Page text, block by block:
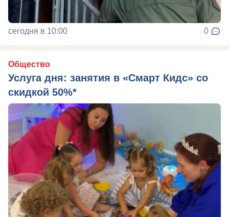
сегодня в 10:00 0
Общество
Услуга дня: занятия в «Смарт Кидс» со
скидкой 50%*